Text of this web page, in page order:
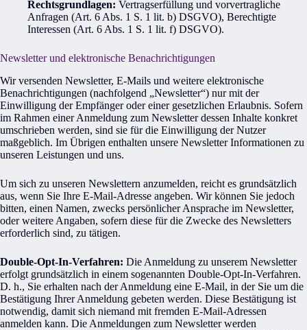
Rechtsgrundlagen: Vertragserfüllung und vorvertragliche
Anfragen (Art. 6 Abs. 1 S. 1 lit. b) DSGVO), Berechtigte
Interessen (Art. 6 Abs. 1 S. 1 lit. f) DSGVO).
Newsletter und elektronische Benachrichtigungen
Wir versenden Newsletter, E-Mails und weitere elektronische
Benachrichtigungen (nachfolgend „Newsletter“) nur mit der
Einwilligung der Empfänger oder einer gesetzlichen Erlaubnis. Sofern
im Rahmen einer Anmeldung zum Newsletter dessen Inhalte konkret
umschrieben werden, sind sie für die Einwilligung der Nutzer
maßgeblich. Im Übrigen enthalten unsere Newsletter Informationen zu
unseren Leistungen und uns.
Um sich zu unseren Newslettern anzumelden, reicht es grundsätzlich
aus, wenn Sie Ihre E-Mail-Adresse angeben. Wir können Sie jedoch
bitten, einen Namen, zwecks persönlicher Ansprache im Newsletter,
oder weitere Angaben, sofern diese für die Zwecke des Newsletters
erforderlich sind, zu tätigen.
Double-Opt-In-Verfahren: Die Anmeldung zu unserem Newsletter
erfolgt grundsätzlich in einem sogenannten Double-Opt-In-Verfahren.
D. h., Sie erhalten nach der Anmeldung eine E-Mail, in der Sie um die
Bestätigung Ihrer Anmeldung gebeten werden. Diese Bestätigung ist
notwendig, damit sich niemand mit fremden E-Mail-Adressen
anmelden kann. Die Anmeldungen zum Newsletter werden